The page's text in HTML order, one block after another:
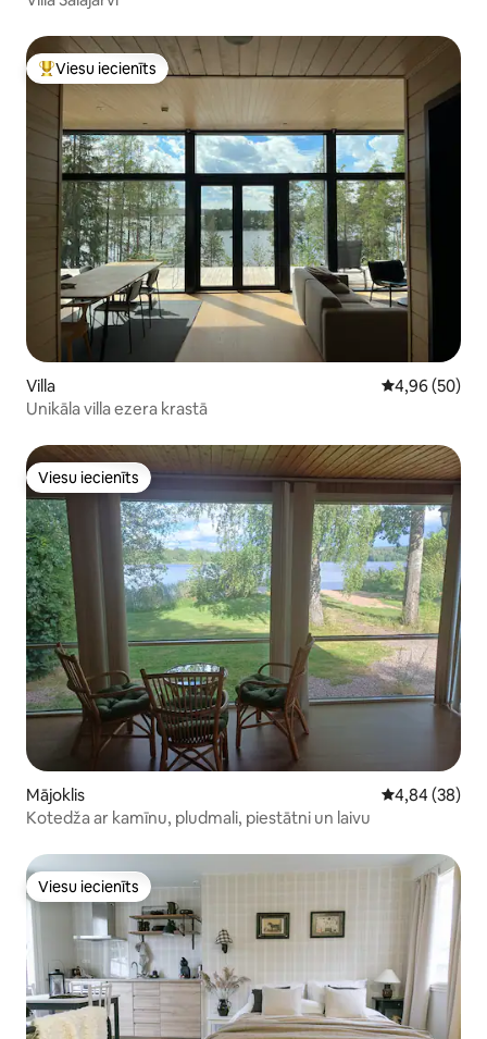
Populārs viesu iecienīts mājoklis
Viesu iecienīts
Villa Vidējais
4,96 (50)
Unikāla villa ezera krastā
Viesu iecienīts
Viesu iecienīts
Mājoklis Vidējais
4,84 (38)
Kotedža ar kamīnu, pludmali, piestātni un laivu
Viesu iecienīts
Viesu iecienīts